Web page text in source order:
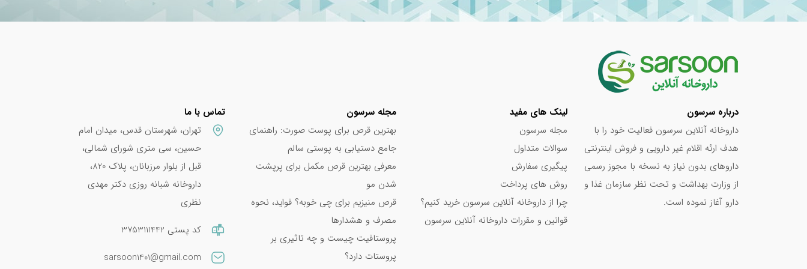
داشته باشید و مصرف شما منظم و پیوسته باشد.
ویژگی‌های برجسته کپسول مگنیفورت هولیستیکا:
تمرکز و ارتقای سلامت عمومی.
تولید داخل با کیفیت بالا: محصول شرکت آرین سلامت سینا، یکی از معتبرترین تولیدکنندگان مکمل‌های غذایی در ایران، با
رعایت استانداردهای بین‌المللی.
مصرف آسان: روزانه 1 الی 2 عدد کپسول همراه با وعده غذایی و به راحتی قابل بلع.
مناسب برای گروه‌های مختلف: قابل استفاده برای بزرگسالان، ورزشکاران، افراد فعال و کسانی که به دنبال ارتقای سطح سلامت و
انرژی خود هستند.
با خرید بسته 32 عددی کپسول مگنیفورت هولیستیکا، سرمایه‌ای برای سلامتی آینده خود رقم می‌زنید. این مکمل با ترکیباتی قدرتمند
درباره سرسون
داروخانه آنلاین سرسون فعالیت خود را با
هدف ارئه اقلام غیر دارویی و فروش اینترنتی
داروهای بدون نیاز به نسخه با مجوز رسمی
از وزارت بهداشت و تحت نظر سازمان غذا و
دارو آغاز نموده است.
لینک های مفید
مجله سرسون
سوالات متداول
پیگیری سفارش
روش های پرداخت
چرا از داروخانه آنلاین سرسون خرید کنیم؟
قوانین و مقررات داروخانه آنلاین سرسون
مجله سرسون
بهترین قرص برای پوست صورت: راهنمای
جامع دستیابی به پوستی سالم
معرفی بهترین قرص مکمل برای پرپشت
شدن مو
قرص منیزیم برای چی خوبه؟ فواید، نحوه
مصرف و هشدارها
پروستافیت چیست و چه تاثیری بر
پروستات دارد؟
تماس با ما
تهران، شهرستان قدس، میدان امام
حسین، سی متری شورای شمالی،
قبل از بلوار مرزبانان، پلاک 820،
داروخانه شبانه روزی دکتر مهدی
نظری
کد پستی 3753111442
sarsoon1401@gmail.com